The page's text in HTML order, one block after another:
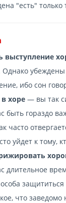
"есть"
выступление
ибо сон
хоре — вы так
быть гораздо
часто
уйдет к тому,
длительное
что